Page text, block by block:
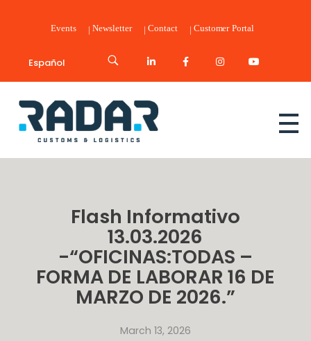
Events Newsletter Contact Customer Portal
Español
Radar Customs & Logistics
Flash Informativo
13.03.2026
-“OFICINAS:TODAS –
FORMA DE LABORAR 16 DE
MARZO DE 2026.”
March 13, 2026